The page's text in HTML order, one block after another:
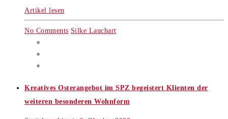
Artikel lesen
No Comments Silke Lauchart
Kreatives Osterangebot im SPZ begeistert Klienten der
weiteren besonderen Wohnform